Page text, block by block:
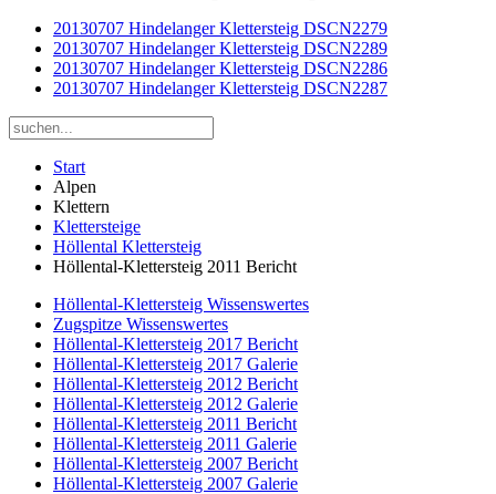
20130707 Hindelanger Klettersteig DSCN2279
20130707 Hindelanger Klettersteig DSCN2289
20130707 Hindelanger Klettersteig DSCN2286
20130707 Hindelanger Klettersteig DSCN2287
Start
Alpen
Klettern
Klettersteige
Höllental Klettersteig
Höllental-Klettersteig 2011 Bericht
Höllental-Klettersteig Wissenswertes
Zugspitze Wissenswertes
Höllental-Klettersteig 2017 Bericht
Höllental-Klettersteig 2017 Galerie
Höllental-Klettersteig 2012 Bericht
Höllental-Klettersteig 2012 Galerie
Höllental-Klettersteig 2011 Bericht
Höllental-Klettersteig 2011 Galerie
Höllental-Klettersteig 2007 Bericht
Höllental-Klettersteig 2007 Galerie